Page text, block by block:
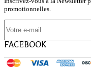
promotionnelles.
FACEBOOK